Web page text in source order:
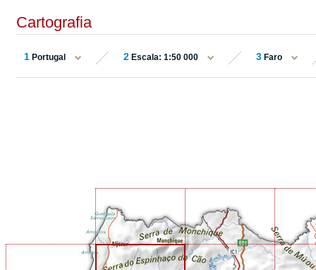
Cartografia
1 Portugal 2 Escala: 1:50 000 3 Faro